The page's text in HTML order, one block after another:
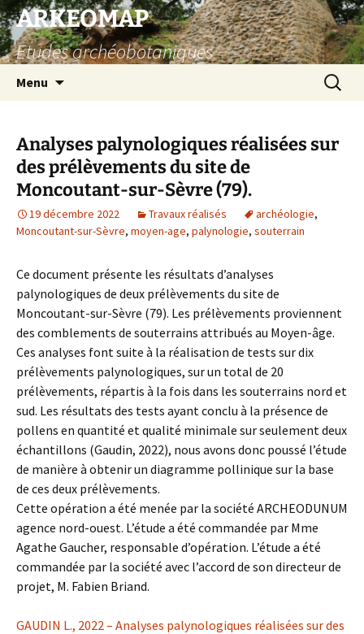
Aller
au
contenu
ARKEOMAP
Etudes archéobotaniques
Menu
Analyses palynologiques réalisées sur
des prélèvements du site de
Moncoutant-sur-Sèvre (79).
19 décembre 2022 Travaux réalisés archéologie,
Moncoutant-sur-Sèvre, moyen-age, palynologie, souterrain
Ce document présente les résultats d’analyses
palynologiques de deux prélèvements du site de
Moncoutant-sur-Sèvre (79). Les prélèvements proviennent
des comblements de souterrains attribués au Moyen-âge.
Ces analyses font suite à la réalisation de tests sur dix
prélèvements palynologiques, sur un total de 20
prélèvements, répartis à la fois dans les souterrains nord et
sud. Les résultats des tests ayant conclu à la présence de
pollens en quantité et qualité minimale sur seulement deux
échantillons (Gaudin, 2022), nous avons donc poussé l’étude
de manière à obtenir un diagramme pollinique sur la base
de ces deux prélèvements.
Cette opération a été menée par la société ARCHEODUNUM
agence nord-ouest. L’étude a été commandée par Mme
Agathe Gaucher, responsable d’opération. L’étude a été
commandée par la société avec l’accord de son directeur de
projet, M. Fabien Briand.
GAUDIN L., 2022 – Analyses palynologiques réalisées sur des